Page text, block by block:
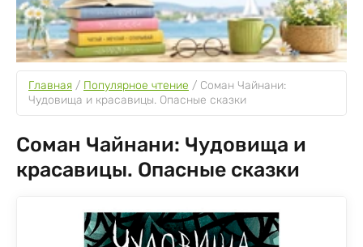
Главная / Популярное чтение / Соман Чайнани:
Чудовища и красавицы. Опасные сказки
Соман Чайнани: Чудовища и
красавицы. Опасные сказки